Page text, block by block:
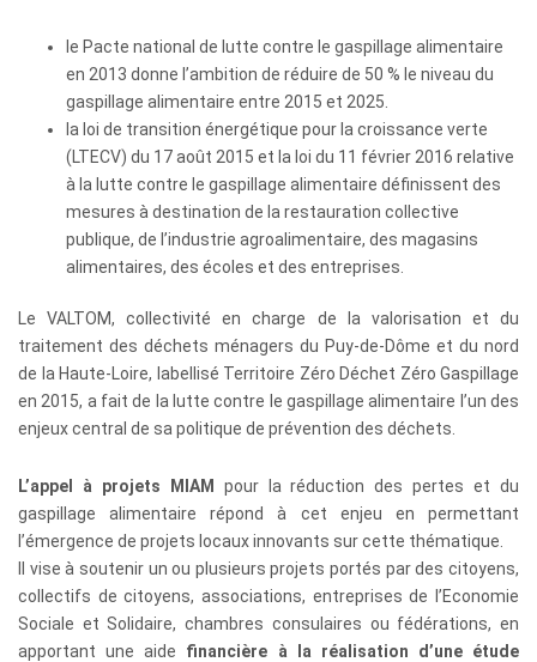
le Pacte national de lutte contre le gaspillage alimentaire
en 2013 donne l’ambition de réduire de 50 % le niveau du
gaspillage alimentaire entre 2015 et 2025.
la loi de transition énergétique pour la croissance verte
(LTECV) du 17 août 2015 et la loi du 11 février 2016 relative
à la lutte contre le gaspillage alimentaire définissent des
mesures à destination de la restauration collective
publique, de l’industrie agroalimentaire, des magasins
alimentaires, des écoles et des entreprises.
Le VALTOM, collectivité en charge de la valorisation et du
traitement des déchets ménagers du Puy-de-Dôme et du nord
de la Haute-Loire, labellisé Territoire Zéro Déchet Zéro Gaspillage
en 2015, a fait de la lutte contre le gaspillage alimentaire l’un des
enjeux central de sa politique de prévention des déchets.
L’appel à projets MIAM
pour la réduction des pertes et du
gaspillage alimentaire répond à cet enjeu en permettant
l’émergence de projets locaux innovants sur cette thématique.
Il vise à soutenir un ou plusieurs projets portés par des citoyens,
collectifs de citoyens, associations, entreprises de l’Economie
Sociale et Solidaire, chambres consulaires ou fédérations, en
apportant une aide financière à la réalisation d’une étude